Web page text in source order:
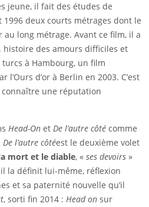
jeune, il fait des études de
deux courts métrages dont le
long métrage. Avant ce film, il a
histoire des amours difficiles et
à Hambourg, un film
d’or à Berlin en 2003. C’est
une réputation
Head-On et De l’autre côté comme
De l’autre côtéest le deuxième volet
mort et le diable, « ses devoirs »
la définit lui-même, réflexion
et sa paternité nouvelle qu’il
, sorti fin 2014 : Head on sur